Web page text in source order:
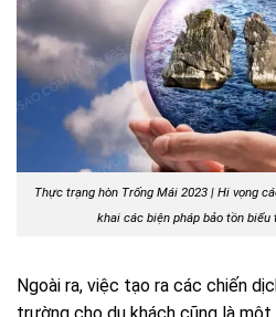
Thực trạng hòn Trống Mái 2023 | Hi vọng
khai các biện pháp bảo tồn
Ngoài ra, việc tạo ra các chiến
trường cho du khách cũng là